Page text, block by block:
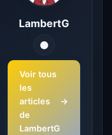
LambertG
Voir tous
les
articles
de
LambertG
→